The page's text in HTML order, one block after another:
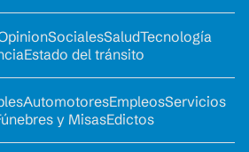
SocialesSaludTecnología
Estado del tránsito
AutomotoresEmpleosServicios
y MisasEdictos